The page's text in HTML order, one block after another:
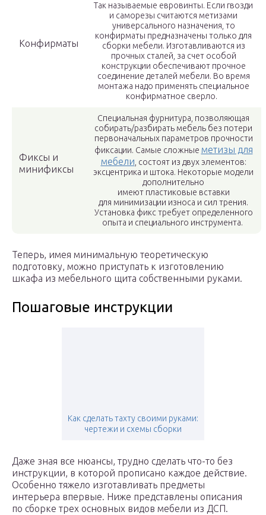
Конфирматы
Так называемые евровинты. Если гвозди
и саморезы считаются метизами
универсального назначения, то
конфирматы предназначены только для
сборки мебели. Изготавливаются из
прочных сталей, за счет особой
конструкции обеспечивают прочное
соединение деталей мебели. Во время
монтажа надо применять специальное
конфирматное сверло.
Фиксы и
минификсы
Специальная фурнитура, позволяющая
собирать/разбирать мебель без потери
первоначальных параметров прочности
фиксации. Самые сложные метизы для
мебели , состоят из двух элементов:
эксцентрика и штока. Некоторые модели
дополнительно
имеют пластиковые вставки
для минимизации износа и сил трения.
Установка фикс требует определенного
опыта и специального инструмента.
Теперь, имея минимальную теоретическую
подготовку, можно приступать к изготовлению
шкафа из мебельного щита собственными руками.
Пошаговые инструкции
Как сделать тахту своими руками:
чертежи и схемы сборки
Даже зная все нюансы, трудно сделать что-то без
инструкции, в которой прописано каждое действие.
Особенно тяжело изготавливать предметы
интерьера впервые. Ниже представлены описания
по сборке трех основных видов мебели из ДСП.